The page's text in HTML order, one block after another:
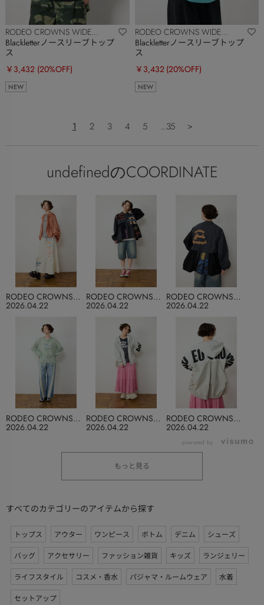
RODEO CROWNS WIDE
BOWL
Blackletterノースリーブトップ
ス
￥3,432 (20%OFF)
NEW
RODEO CROWNS WIDE
BOWL
Blackletterノースリーブトップ
ス
￥3,432 (20%OFF)
NEW
1 2 3 4 5 ...35 ＞
undefinedのCOORDINATE
2026.04.22
RODEO CROWNS
WIDE BOWL 2026.04.22
RODEO CROWNS
WIDE BOWL 2026.04.22
RODEO CROWNS
WIDE BOWL
2026.04.22
RODEO CROWNS
WIDE BOWL 2026.04.22
RODEO CROWNS
WIDE BOWL 2026.04.22
RODEO CROWNS
WIDE BOWL
powered by
もっと見る
すべてのカテゴリーのアイテムから探す
トップス アウター ワンピース ボトム デニム
シューズ
バッグ
アクセサリー ファッション雑貨 キッズ
ランジェリー
ライフスタイル
コスメ・香水 パジャマ・ルームウェア
水着
セットアップ